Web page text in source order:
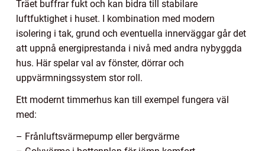
Träet buffrar fukt och kan bidra till stabilare
luftfuktighet i huset. I kombination med modern
isolering i tak, grund och eventuella innerväggar går det
att uppnå energiprestanda i nivå med andra nybyggda
hus. Här spelar val av fönster, dörrar och
uppvärmningssystem stor roll.
Ett modernt timmerhus kan till exempel fungera väl
med:
– Frånluftsvärmepump eller bergvärme